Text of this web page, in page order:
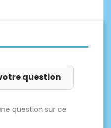
question
question sur ce